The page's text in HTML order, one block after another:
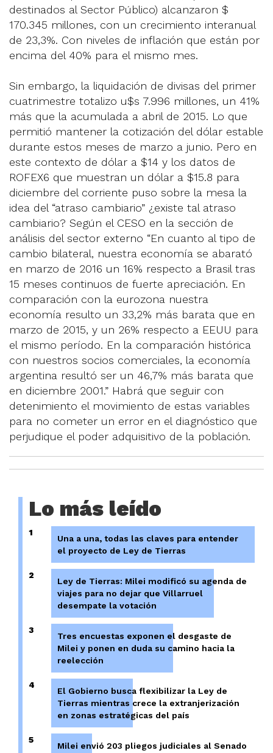
destinados al Sector Público) alcanzaron $
170.345 millones, con un crecimiento interanual
de 23,3%. Con niveles de inflación que están por
encima del 40% para el mismo mes.
Sin embargo, la liquidación de divisas del primer
cuatrimestre totalizo u$s 7.996 millones, un 41%
más que la acumulada a abril de 2015. Lo que
permitió mantener la cotización del dólar estable
durante estos meses de marzo a junio. Pero en
este contexto de dólar a $14 y los datos de
ROFEX6 que muestran un dólar a $15.8 para
diciembre del corriente puso sobre la mesa la
idea del “atraso cambiario” ¿existe tal atraso
cambiario? Según el CESO en la sección de
análisis del sector externo “En cuanto al tipo de
cambio bilateral, nuestra economía se abarató
en marzo de 2016 un 16% respecto a Brasil tras
15 meses continuos de fuerte apreciación. En
comparación con la eurozona nuestra
economía resulto un 33,2% más barata que en
marzo de 2015, y un 26% respecto a EEUU para
el mismo período. En la comparación histórica
con nuestros socios comerciales, la economía
argentina resultó ser un 46,7% más barata que
en diciembre 2001.” Habrá que seguir con
detenimiento el movimiento de estas variables
para no cometer un error en el diagnóstico que
perjudique el poder adquisitivo de la población.
Lo más leído
1
Una a una, todas las claves para entender
el proyecto de Ley de Tierras
2
Ley de Tierras: Milei modificó su agenda de
viajes para no dejar que Villarruel
desempate la votación
3
Tres encuestas exponen el desgaste de
Milei y ponen en duda su camino hacia la
reelección
4
El Gobierno busca flexibilizar la Ley de
Tierras mientras crece la extranjerización
en zonas estratégicas del país
5
Milei envió 203 pliegos judiciales al Senado